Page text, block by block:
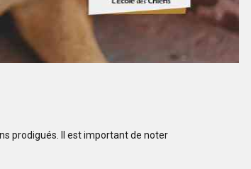
prodigués. Il est important de noter